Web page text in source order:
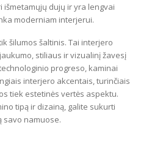
išmetamųjų dujų ir yra lengvai
moderniam interjerui.
šilumos šaltinis. Tai interjero
stiliaus ir vizualinį žavesį
progreso, kaminai
interjero akcentais, turinčiais
tiek estetinės vertės aspektu.
tipą ir dizainą, galite sukurti
savo namuose.